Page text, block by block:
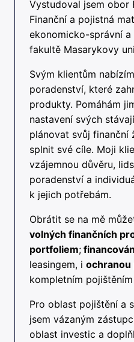
Vystudoval jsem obor
Finanční a pojistná
ekonomicko-správní
fakultě Masarykovy
Svým klientům
poradenství, které
produkty. Pomáhám
nastavení svých
plánovat svůj finanční
splnit své cíle. Moji
vzájemnou důvěru,
poradenství a
k jejich potřebám.
Obrátit se na mě
volných finančních
portfoliem;
leasingem, i ochranou
kompletním
Pro oblast pojištění a
jsem vázaným
oblast investic a